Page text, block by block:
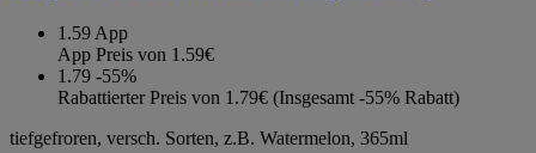
1.59 App
App Preis von 1.59€
1.79 -55%
Rabattierter Preis von 1.79€ (Insgesamt -55% Rabatt)
tiefgefroren, versch. Sorten, z.B. Watermelon, 365ml